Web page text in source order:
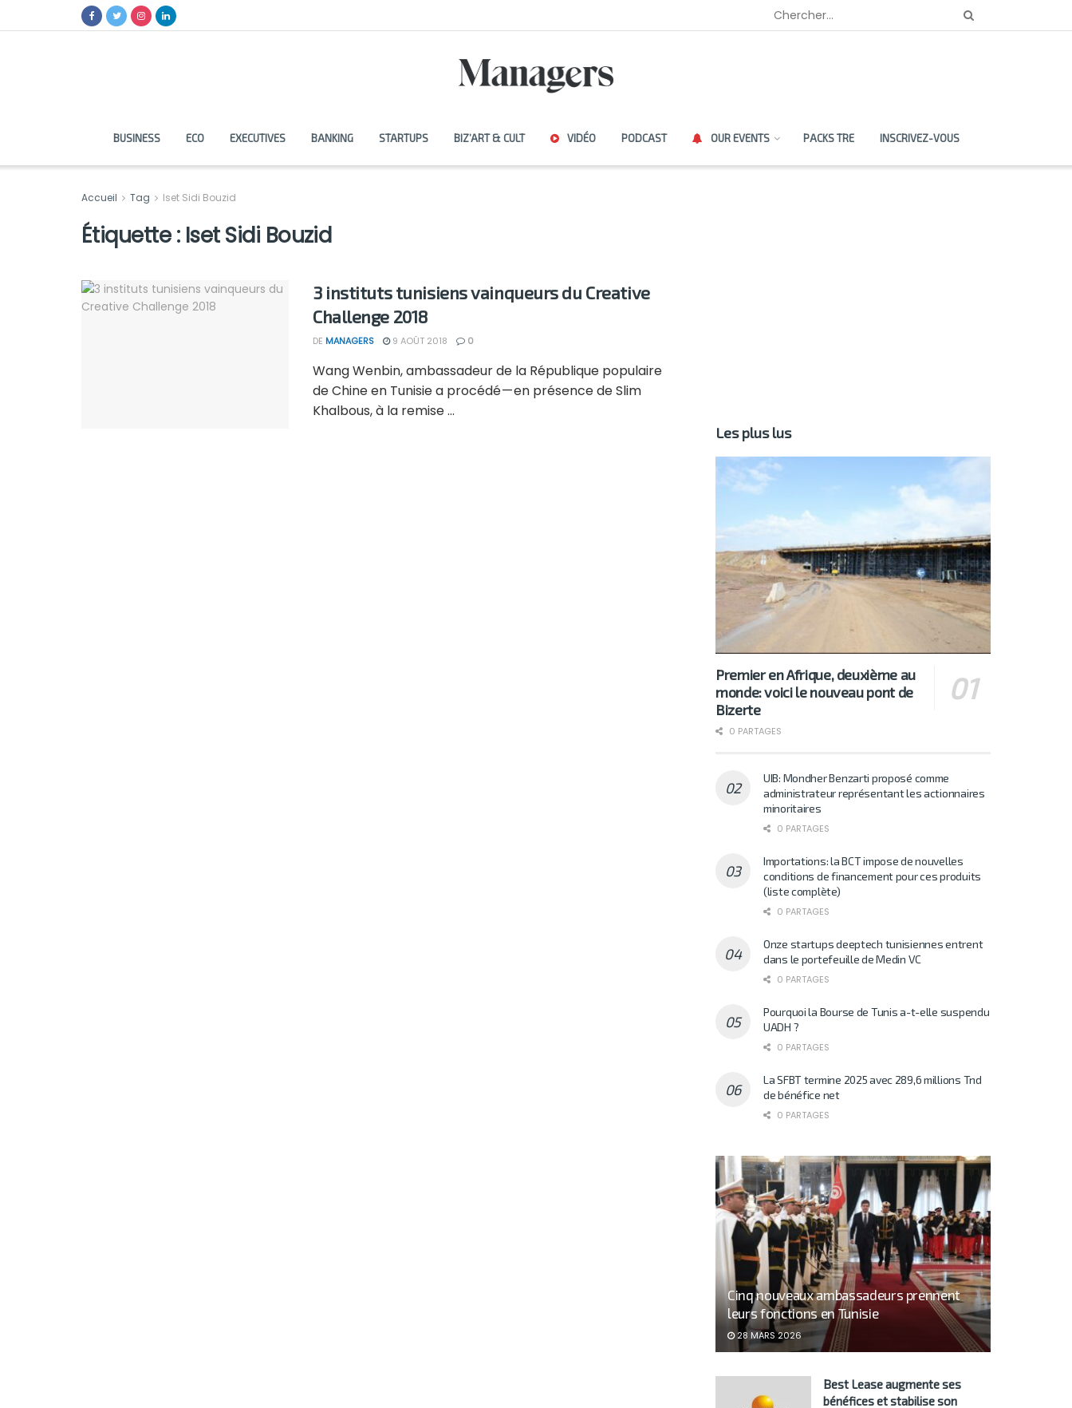
BUSINESS ECO EXECUTIVES BANKING STARTUPS BIZ’ART & CULT VIDÉO PODCAST OUR EVENTS PACKS TRE INSCRIVEZ-VOUS
Accueil Tag Iset Sidi Bouzid
Étiquette : Iset Sidi Bouzid
3 instituts tunisiens vainqueurs du Creative
Challenge 2018
DE MANAGERS 9 AOÛT 2018 0
Wang Wenbin, ambassadeur de la République populaire
de Chine en Tunisie a procédé — en présence de Slim
Khalbous, à la remise ...
Les plus lus
Premier en Afrique, deuxième au
monde: voici le nouveau pont de
Bizerte
0 PARTAGES
UIB: Mondher Benzarti proposé comme
administrateur représentant les actionnaires
minoritaires
0 PARTAGES
Importations: la BCT impose de nouvelles
conditions de financement pour ces produits
(liste complète)
0 PARTAGES
Onze startups deeptech tunisiennes entrent
dans le portefeuille de Medin VC
0 PARTAGES
Pourquoi la Bourse de Tunis a-t-elle suspendu
UADH ?
0 PARTAGES
La SFBT termine 2025 avec 289,6 millions Tnd
de bénéfice net
0 PARTAGES
Cinq nouveaux ambassadeurs prennent
leurs fonctions en Tunisie
28 MARS 2026
Best Lease augmente ses
bénéfices et stabilise son